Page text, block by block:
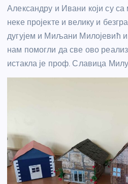
Александру и Ивани који су
неке пројекте и велику и
дугујем и Миљани Милојевић
нам помогли да све ово
истакла је проф. Славица